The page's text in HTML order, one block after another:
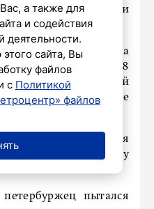
органы задержали
районе.
прокурора
наказание в виде 8
в исправительной
и штрафа в размере
для совершения
в пользу
пытался
а также для
и содействия
деятельности.
сайта, Вы
файлов
с Политикой
файлов